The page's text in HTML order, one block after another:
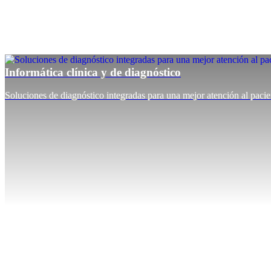
Informática clínica y de diagnóstico
Soluciones de diagnóstico integradas para una mejor atención al